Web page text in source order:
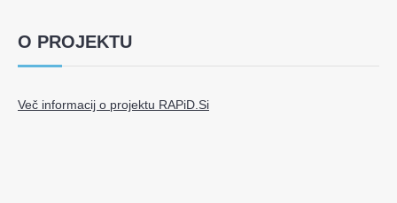
O PROJEKTU
Več informacij o projektu RAPiD.Si